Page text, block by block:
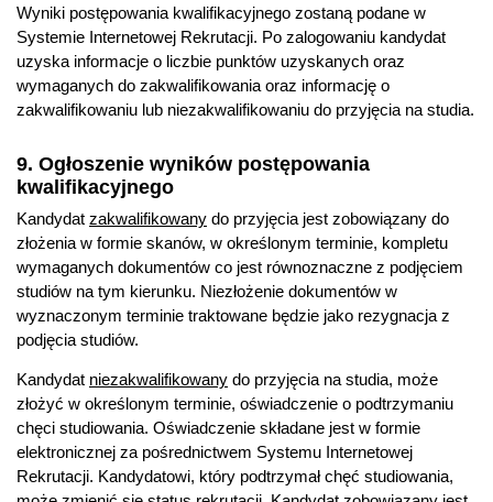
Wyniki postępowania kwalifikacyjnego zostaną podane w
Systemie Internetowej Rekrutacji. Po zalogowaniu kandydat
uzyska informacje o liczbie punktów uzyskanych oraz
wymaganych do zakwalifikowania oraz informację o
zakwalifikowaniu lub niezakwalifikowaniu do przyjęcia na studia.
9. Ogłoszenie wyników postępowania
kwalifikacyjnego
Kandydat zakwalifikowany do przyjęcia jest zobowiązany do
złożenia w formie skanów, w określonym terminie, kompletu
wymaganych dokumentów co jest równoznaczne z podjęciem
studiów na tym kierunku. Niezłożenie dokumentów w
wyznaczonym terminie traktowane będzie jako rezygnacja z
podjęcia studiów.
Kandydat niezakwalifikowany do przyjęcia na studia, może
złożyć w określonym terminie, oświadczenie o podtrzymaniu
chęci studiowania. Oświadczenie składane jest w formie
elektronicznej za pośrednictwem Systemu Internetowej
Rekrutacji. Kandydatowi, który podtrzymał chęć studiowania,